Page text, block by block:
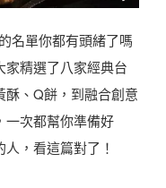
名單你都有頭緒了嗎
精選了八家經典台
、Q餅，到融合創意
一次都幫你準備好
，看這篇對了！